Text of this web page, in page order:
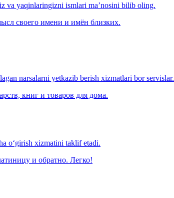
va yaqinlaringizni ismlari ma’nosini bilib oling.
своего имени и имён близких.
narsalarni yetkazib berish xizmatlari bor servislar.
книг и товаров для дома.
o‘girish xizmatini taklif etadi.
и обратно. Легко!